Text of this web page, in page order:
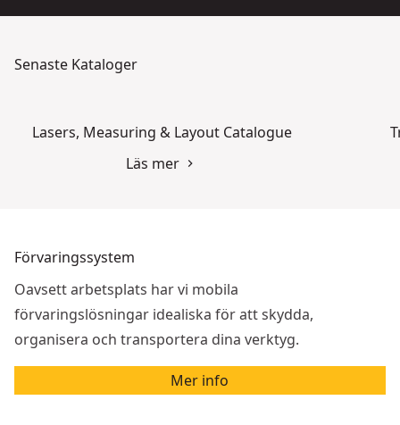
Senaste Kataloger
Lasers, Measuring & Layout Catalogue
Läs mer
Förvaringssystem
Oavsett arbetsplats har vi mobila
förvaringslösningar idealiska för att skydda,
organisera och transportera dina verktyg.
Mer info